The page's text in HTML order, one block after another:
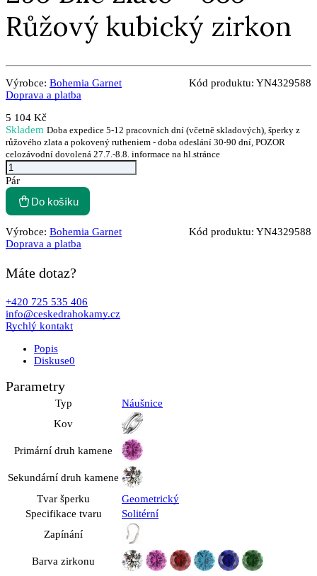
Růžový kubický zirkon
Výrobce: Bohemia Garnet Kód produktu: YN4329588
Doprava a platba
5 104 Kč
Skladem Doba expedice 5-12 pracovních dní (včetně skladových), šperky z
růžového zlata a pokovený rutheniem - doba odeslání 30-90 dní, POZOR
celozávodní dovolená 27.7.-8.8. informace na hl.stránce
Pár
Do košíku
Výrobce: Bohemia Garnet Kód produktu: YN4329588
Doprava a platba
Máte dotaz?
+420 725 535 406
info@ceskedrahokamy.cz
Rychlý kontakt
Popis
Diskuse0
Parametry
Typ
Náušnice
Kov
Primární druh kamene
Sekundární druh kamene
Tvar šperku
Geometrický
Specifikace tvaru
Solitérní
Zapínání
Barva zirkonu